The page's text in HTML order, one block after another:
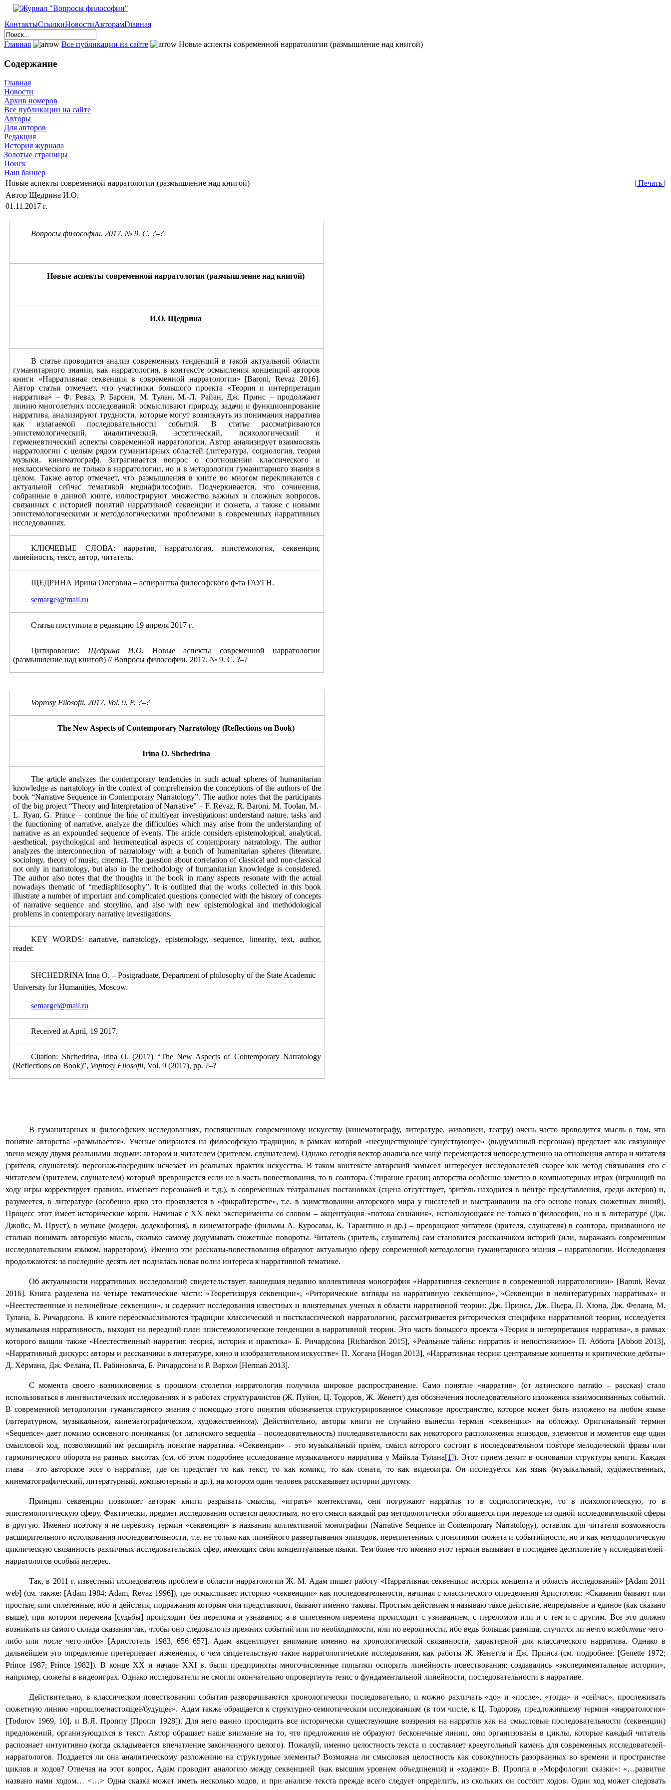
КонтактыСсылкиНовостиАвторамГлавная
Главная Все публикации на сайте Новые аспекты современной нарратологии (размышление над книгой)
Содержание
Главная
Новости
Архив номеров
Все публикации на сайте
Авторы
Для авторов
Редакция
История журнала
Золотые страницы
Поиск
Наш баннер
Новые аспекты современной нарратологии (размышление над книгой)
| Печать |
Автор Щедрина И.О.
01.11.2017 г.
Вопросы философии. 2017. № 9. С. ?–?
Новые аспекты современной нарратологии (размышление над книгой)
И.О. Щедрина
В статье проводится анализ современных тенденций в такой актуальной области
гуманитарного знания, как нарратология, в контексте осмысления концепций авторов
книги «Нарративная секвенция в современной нарратологии» [Baroni,Revaz 2016].
Автор статьи отмечает, что участники большого проекта «Теория и интерпретация
нарратива» – Ф. Реваз, Р. Барони, М. Тулан, М.-Л. Райан, Дж. Принс ‒ продолжают
линию многолетних исследований: осмысливают природу, задачи и функционирование
нарратива, анализируют трудности, которые могут возникнуть из понимания нарратива
как излагаемой последовательности событий. В статье рассматриваются
эпистемологический, аналитический, эстетический, психологический и
герменевтический аспекты современной нарратологии. Автор анализирует взаимосвязь
нарратологии с целым рядом гуманитарных областей (литература, социология, теория
музыки, кинематограф). Затрагивается вопрос о соотношении классического и
неклассического не только в нарратологии, но и в методологии гуманитарного знания в
целом. Также автор отмечает, что размышления в книге во многом перекликаются с
актуальной сейчас тематикой медиафилософии. Подчеркивается, что сочинения,
собранные в данной книге, иллюстрируют множество важных и сложных вопросов,
связанных с историей понятий нарративной секвенции и сюжета, а также с новыми
эпистемологическими и методологическими проблемами в современных нарративных
исследованиях.
КЛЮЧЕВЫЕ СЛОВА: нарратив, нарратология, эпистемология, секвенция,
линейность, текст, автор, читатель.
ЩЕДРИНА Ирина Олеговна – аспирантка философского ф-та ГАУГН.
semargel@mail.ru
Статья поступила в редакцию 19 апреля 2017 г.
Цитирование: Щедрина И.О. Новые аспекты современной нарратологии
(размышление над книгой) // Вопросы философии. 2017. № 9. С. ?–?
Voprosy Filosofii. 2017. Vol. 9. P. ?–?
The New Aspects of Contemporary Narratology (Reflections on Book)
Irina O. Shchedrina
The article analyzes the contemporary tendencies in such actual spheres of humanitarian
knowledge as narratology in the context of comprehension the conceptions of the authors of the
book “Narrative Sequence in Contemporary Narratology”. The author notes that the participants
of the big project “Theory and Interpretation of Narrative” – F. Revaz, R. Baroni, M. Toolan, M.-
L. Ryan, G. Prince – continue the line of multiyear investigations: understand nature, tasks and
the functioning of narrative, analyze the difficulties which may arise from the understanding of
narrative as an expounded sequence of events. The article considers epistemological, analytical,
aesthetical, psychological and hermeneutical aspects of contemporary narratology. The author
analyzes the interconnection of narratology with a bunch of humanitarian spheres (literature,
sociology, theory of music, cinema). The question about correlation of classical and non-classical
not only in narratology, but also in the methodology of humanitarian knowledge is considered.
The author also notes that the thoughts in the book in many aspects resonate with the actual
nowadays thematic of “mediaphilosophy”. It is outlined that the works collected in this book
illustrate a number of important and complicated questions connected with the history of concepts
of narrative sequence and storyline, and also with new epistemological and methodological
problems in contemporary narrative investigations.
KEY WORDS: narrative, narratology, epistemology, sequence, linearity, text, author,
reader.
SHCHEDRINA Irina O. –Postgraduate,Departmentof philosophy of the State Academic
University for Humanities, Moscow.
semargel@mail.ru
Received at April, 19 2017.
Citation: Shchedrina, Irina O. (2017) “The New Aspects of Contemporary Narratology
(Reflections on Book)”, Voprosy Filosofii, Vol. 9 (2017), pp. ?–?
В гуманитарных и философских исследованиях, посвященных современному искусству (кинематографу, литературе, живописи, театру) очень часто проводится мысль о том, что
понятие авторства «размывается». Ученые опираются на философскую традицию, в рамках которой «несуществующее существующее» (выдуманный персонаж) предстает как связующее
звено между двумя реальными людьми: автором и читателем (зрителем, слушателем). Однако сегодня вектор анализа все чаще перемещается непосредственно на отношения автора и читателя
(зрителя, слушателя): персонаж-посредник исчезает из реальных практик искусства. В таком контексте авторский замысел интересует исследователей скорее как метод связывания его с
читателем (зрителем, слушателем) который превращается если не в часть повествования, то в соавтора. Стирание границ авторства особенно заметно в компьютерных играх (играющий по
ходу игры корректирует правила, изменяет персонажей и т.д.), в современных театральных постановках (сцена отсутствует, зритель находится в центре представления, среди актеров) и,
разумеется, в литературе (особенно ярко это проявляется в «фикрайтерстве», т.е. в заимствовании авторского мира у писателей и выстраивании на его основе новых сюжетных линий).
Процесс этот имеет исторические корни. Начиная сXX века эксперименты со словом – акцентуация «потока сознания», использующаяся не только в философии, но и в литературе (Дж.
Джойс, М. Пруст), в музыке (модерн, додекафония), в кинематографе (фильмы А. Куросавы, К. Тарантино и др.) – превращают читателя (зрителя, слушателя) в соавтора, призванного не
столько понимать авторскую мысль, сколько самому додумывать сюжетные повороты. Читатель (зритель, слушатель) сам становится рассказчиком историй (или, выражаясь современным
исследовательским языком, нарратором). Именно эти рассказы-повествования образуют актуальную сферу современной методологии гуманитарного знания – нарратологии. Исследования
продолжаются: за последние десять лет поднялась новая волна интереса к нарративной тематике.
Об актуальности нарративных исследований свидетельствует вышедшая недавно коллективная монография «Нарративная секвенция в современной нарратологиии» [Baroni,Revaz
2016]. Книга разделена на четыре тематические части: «Теоретизируя секвенции», «Риторические взгляды на нарративную секвенцию», «Секвенции в нелитературных нарративах» и
«Неестественные и нелинейные секвенции», и содержит исследования известных и влиятельных ученых в области нарративной теории: Дж. Принса, Дж. Пьера, П. Хюна, Дж. Фелана, М.
Тулана, Б. Ричардсона. В книге переосмысливаются традиции классической и постклассической нарратологии, рассматривается риторическая специфика нарративной теории, исследуется
музыкальная нарративность, выходят на передний план эпистемологические тенденции в нарративной теории. Это часть большого проекта «Теория и интерпретация нарратива», в рамках
которого вышли также «Неестественный нарратив: теория, история и практика» Б. Ричардсона [Richardson 2015], «Реальные тайны: нарратив и непостижимое» П. Аббота [Abbott 2013],
«Нарративный дискурс: авторы и рассказчики в литературе, кино и изобразительном искусстве» П. Хогана [Hogan2013], «Нарративная теория: центральные концепты и критические дебаты»
Д. Хёрмана, Дж. Фелана, П. Рабиновича, Б. Ричардсона и Р. Вархол [Herman 2013].
С момента своего возникновения в прошлом столетии нарратология получила широкое распространение. Само понятие «нарратив» (от латинскогоnarratio ‒ рассказ) стало
использоваться в лингвистических исследованиях и в работах структуралистов (Ж. Пуйон, Ц. Тодоров, Ж. Женетт) для обозначения последовательного изложения взаимосвязанных событий.
В современной методологии гуманитарного знания с помощью этого понятия обозначается структурированное смысловое пространство, которое может быть изложено на любом языке
(литературном, музыкальном, кинематографическом, художественном). Действительно, авторы книги не случайно вынесли термин «секвенция» на обложку. Оригинальный термин
«Sequence» дает помимо основного понимания (от латинского sequentia – последовательность) последовательности как некоторого расположения эпизодов, элементов и моментов еще один
смысловой ход, позволяющий им расширить понятие нарратива. «Секвенция» – это музыкальный приём, смысл которого состоит в последовательном повторе мелодической фразы или
гармонического оборота на разных высотах (см. об этом подробнее исследование музыкального нарратива у Майкла Тулана[1]). Этот прием лежит в основании структуры книги. Каждая
глава – это авторское эссе о нарративе, где он предстает то как текст, то как комикс, то как соната, то как видеоигра. Он исследуется как язык (музыкальный, художественных,
кинематографический, литературный, компьютерный и др.), на котором один человек рассказывает истории другому.
Принцип секвенции позволяет авторам книги разрывать смыслы, «играть» контекстами, они погружают нарратив то в социологическую, то в психологическую, то в
эпистемологическую сферу. Фактически, предмет исследования остается целостным, но его смысл каждый раз методологически обогащается при переходе из одной исследовательской сферы
в другую. Именно поэтому я не перевожу термин «секвенция» в названии коллективной монографии (Narrative Sequence in Contemporary Narratology), оставляя для читателя возможность
расширительного истолкования последовательности, т.е. не только как линейного развертывания эпизодов, переплетенных с понятиями сюжета и событийности, но и как методологическую
циклическую связанность различных исследовательских сфер, имеющих свои концептуальные языки. Тем более что именно этот термин вызывает в последнее десятилетие у исследователей-
нарратологов особый интерес.
Так, в 2011 г. известный исследователь проблем в области нарратологии Ж.-М. Адам пишет работу «Нарративная секвенция: история концепта и область исследований» [Adam 2011
web] (см. также: [Adam 1984; Adam, Revaz 1996]), где осмысливает историю «секвенции» как последовательности, начиная с классического определения Аристотеля: «Сказания бывают или
простые, или сплетенные, ибо и действия, подражания которым они представляют, бывают именно таковы. Простым действием я называю такое действие, непрерывное и единое (как сказано
выше), при котором перемена [судьбы] происходит без перелома и узнавания; а в сплетенном перемена происходит с узнаванием, с переломом или и с тем и с другим. Все это должно
возникать из самого склада сказания так, чтобы оно следовало из прежних событий или по необходимости, или по вероятности, ибо ведь большая разница, случится ли нечто вследствueчего-
либо или после чего-либо» [Аристотель 1983, 656‒657]. Адам акцентирует внимание именно на хронологической связанности, характерной для классического нарратива. Однако в
дальнейшем это определение претерпевает изменения, о чем свидетельствую такие нарратологические исследования, как работы Ж. Женетта и Дж. Принса (см. подробнее: [Genette 1972;
Prince 1987; Prince1982]). В конце ХХ и начале XXI в. были предприняты многочисленные попытки оспорить линейность повествования; создавались «экспериментальные истории»,
например, сюжеты в видеоиграх. Однако исследователи не смогли окончательно опровергнуть тезис о фундаментальной линейности, последовательности в нарративе.
Действительно, в классическом повествовании события разворачиваются хронологически последовательно, и можно различать «до» и «после», «тогда» и «сейчас», прослеживать
сюжетную линию «прошлое/настоящее/будущее». Адам также обращается к структурно-семиотическим исследованиям (в том числе, к Ц. Тодорову, предложившему термин «нарратология»
[Todorov 1969, 10], и В.Я. Проппу [Пропп 1928]). Для него важно проследить все исторически существующие воззрения на нарратив как на смысловые последовательности (секвенции)
предложений, организующихся в текст. Автор обращает наше внимание на то, что предложения не образуют бесконечные линии, они организованы в циклы, которые каждый читатель
распознает интуитивно (когда складывается впечатление законченного целого). Пожалуй, именно целостность текста и составляет краеугольный камень для современных исследователей-
нарратологов. Поддается ли она аналитическому разложению на структурные элементы? Возможна ли смысловая целостность как совокупность разорванных во времени и пространстве
циклов и ходов? Отвечая на этот вопрос, Адам проводит аналогию между секвенцией (как высшим уровнем объединения) и «ходами» В. Проппа в «Морфологии сказки»: «…развитие
названо нами ходом… <…> Одна сказка может иметь несколько ходов, и при анализе текста прежде всего следует определить, из скольких он состоит ходов. Один ход может следовать